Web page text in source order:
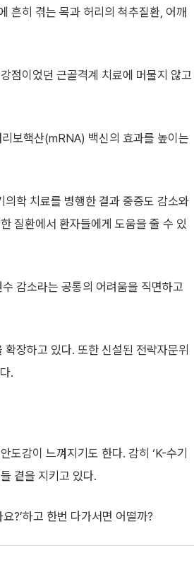
흔히 겪는 목과 허리의 척추질환, 어깨
점이었던 근골격계 치료에 머물지 않고
보핵산(mRNA) 백신의 효과를 높이는
학 치료를 병행한 결과 중증도 감소와
질환에서 환자들에게 도움을 줄 수 있
감소라는 공통의 어려움을 직면하고
장하고 있다. 또한 신설된 전략자문위
.
도감이 느껴지기도 한다. 감히 ‘K-수기
곁을 지키고 있다.
?’하고 한번 다가서면 어떨까?